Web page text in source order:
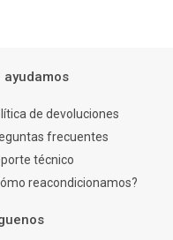
ayudamos
de devoluciones
frecuentes
técnico
reacondicionamos?